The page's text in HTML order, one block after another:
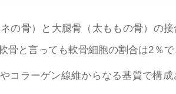
の骨）と大腿骨（太ももの骨）の
骨と言っても軟骨細胞の割合は2％
コラーゲン線維からなる基質で構成